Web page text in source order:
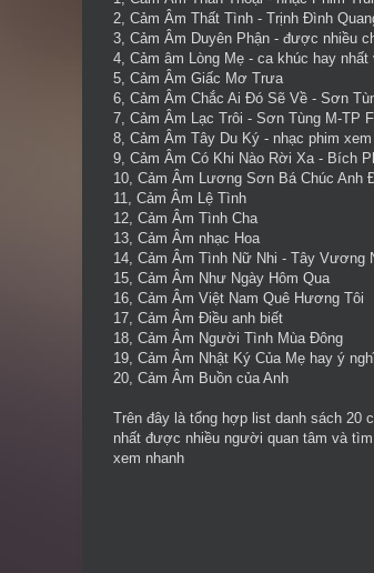
2, Cảm Âm Thất Tình - Trịnh Đình
3, Cảm Âm Duyên Phận - được nhiều
4, Cảm âm Lòng Mẹ - ca khúc hay nhất
5, Cảm Âm Giấc Mơ Trưa
6, Cảm Âm Chắc Ai Đó Sẽ Về - Sơn
7, Cảm Âm Lạc Trôi - Sơn Tùng M-TP
8, Cảm Âm Tây Du Ký - nhạc phim
9, Cảm Âm Có Khi Nào Rời Xa- Bích
10, Cảm Âm Lương Sơn Bá Chúc Anh
11, Cảm Âm Lệ Tình
12, Cảm Âm Tình Cha
13, Cảm Âm nhạc Hoa
14, Cảm Âm Tình Nữ Nhi - Tây Vương
15, Cảm Âm Như Ngày Hôm Qua
16, Cảm Âm Việt Nam Quê Hương Tôi
17, Cảm Âm Điều anh biết
18, Cảm Âm Người Tình Mùa Đông
19, Cảm Âm Nhật Ký Của Mẹ hay ý
20, Cảm Âm Buồn của Anh
Trên đây là tổng hợp list danh sách 20
nhất được nhiều người quan tâm và
xem nhanh